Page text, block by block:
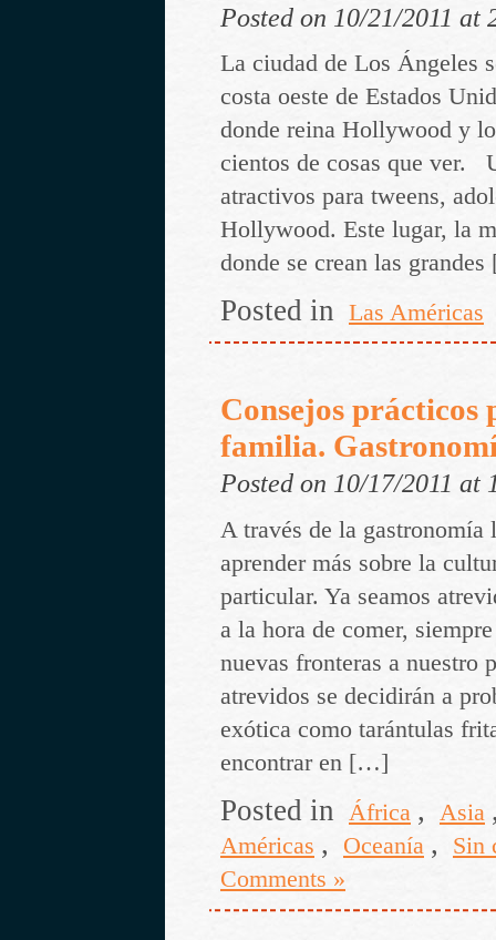
Posted on 10/21/2011 at
La ciudad de Los Ángeles
costa oeste de Estados
donde reina Hollywood y
cientos de cosas que ver.
atractivos para tweens,
Hollywood. Este lugar, la
donde se crean las
Posted in Las Américas
Consejos prácticos
familia.
Posted on 10/17/2011 at
A través de la gastronomía
aprender más sobre la
particular. Ya seamos
a la hora de comer,
nuevas fronteras a nuestro
atrevidos se decidirán a
exótica como tarántulas
encontrar en […]
Posted in África , Asia
Américas , Oceanía ,
Sin
Comments »